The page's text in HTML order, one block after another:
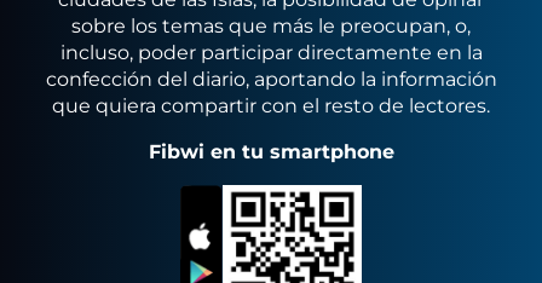
sobre los temas que más le preocupan, o,
incluso, poder participar directamente en la
confección del diario, aportando la información
que quiera compartir con el resto de lectores.
Fibwi en tu smartphone